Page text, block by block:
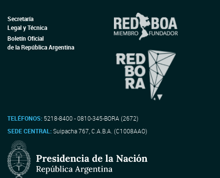
Secretaría
Legal y Técnica
Boletín Oficial
de la República Argentina
TELÉFONOS: 5218-8400 - 0810-345-BORA (2672)
SEDE CENTRAL:Suipacha 767, C.A.B.A. (C1008AAO)